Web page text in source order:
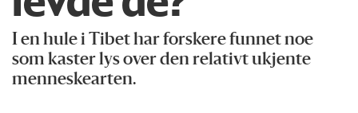
I en hule i Tibet har forskere funnet noe
som kaster lys over den relativt ukjente
menneskearten.